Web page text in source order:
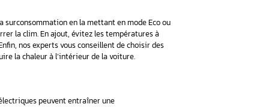
une surconsommation de carburant.
ou « hiver »